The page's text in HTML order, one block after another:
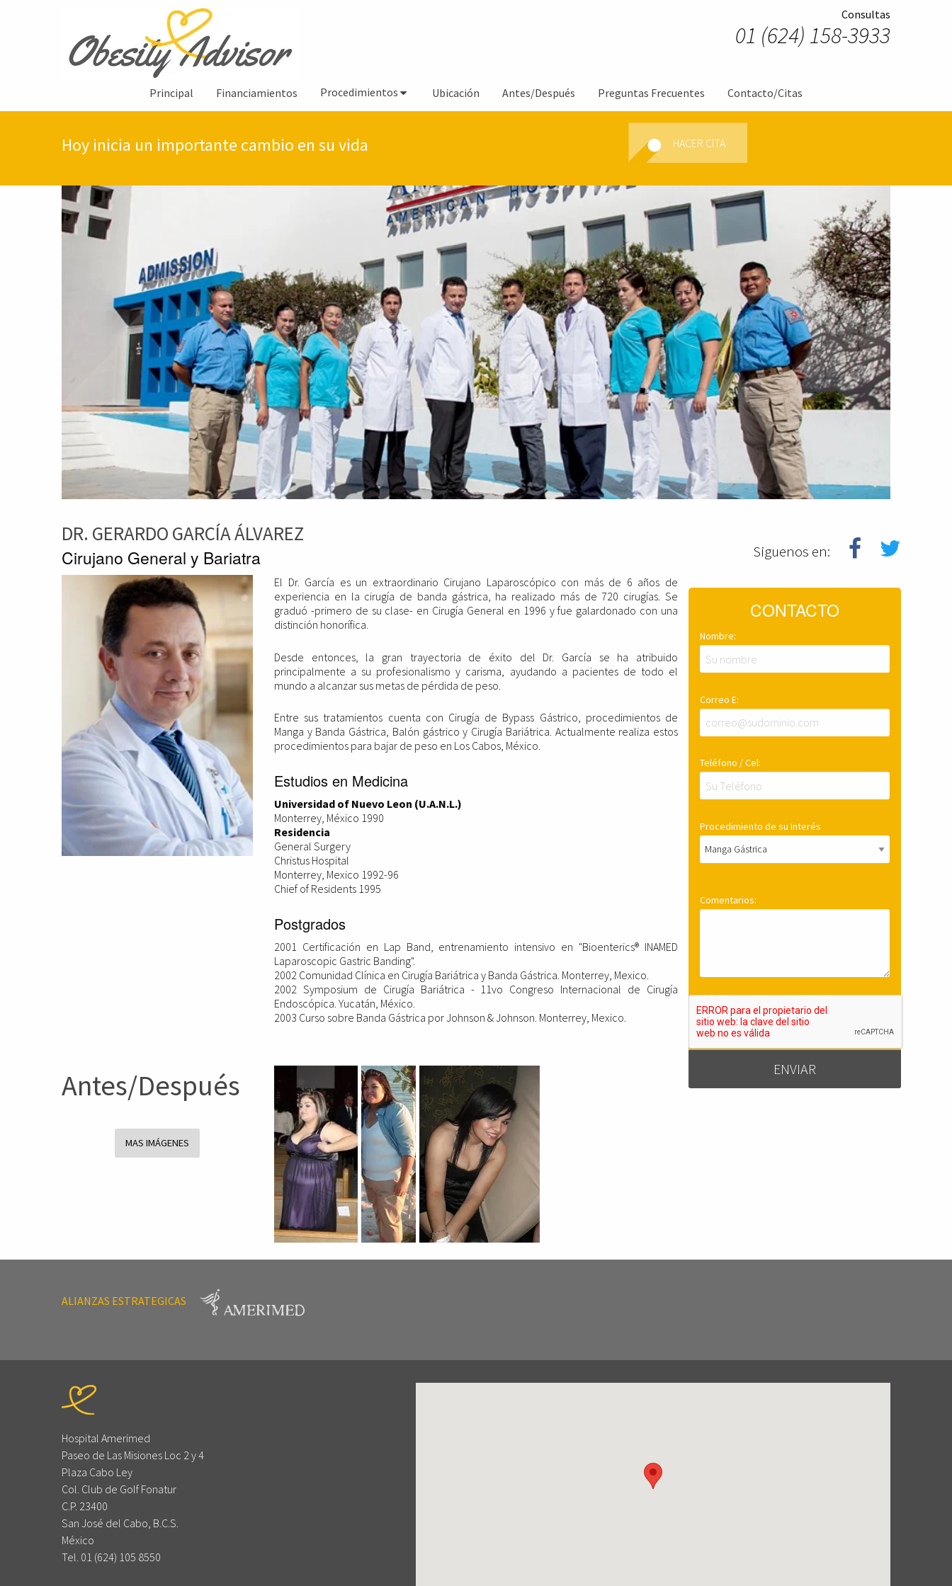
Consultas
01 (624) 158-3933
Principal Financiamientos Procedimientos Ubicación Antes/Después Preguntas Frecuentes Contacto/Citas
Hoy inicia un importante cambio en su vida HACER CITA
DR. GERARDO GARCÍA ÁLVAREZ
Cirujano General y Bariatra
El Dr. García es un extraordinario Cirujano Laparoscópico con más de 6 años de
experiencia en la cirugía de banda gástrica, ha realizado más de 720 cirugías. Se
graduó -primero de su clase- en Cirugía General en 1996 y fue galardonado con una
distinción honorífica.
Desde entonces, la gran trayectoria de éxito del Dr. García se ha atribuido
principalmente a su profesionalismo y carisma, ayudando a pacientes de todo el
mundo a alcanzar sus metas de pérdida de peso.
Entre sus tratamientos cuenta con Cirugía de Bypass Gástrico, procedimientos de
Manga y Banda Gástrica, Balón gástrico y Cirugía Bariátrica. Actualmente realiza estos
procedimientos para bajar de peso en Los Cabos, México.
Estudios en Medicina
Universidad of Nuevo Leon (U.A.N.L.)
Monterrey, México 1990
Residencia
General Surgery
Christus Hospital
Monterrey, Mexico 1992-96
Chief of Residents 1995
Postgrados
2001 Certificación en Lap Band, entrenamiento intensivo en "Bioenterics® INAMED
Laparoscopic Gastric Banding".
2002 Comunidad Clínica en Cirugía Bariátrica y Banda Gástrica. Monterrey, Mexico.
2002 Symposium de Cirugía Bariátrica - 11vo Congreso Internacional de Cirugía
Endoscópica. Yucatán, México.
2003 Curso sobre Banda Gástrica por Johnson & Johnson. Monterrey, Mexico.
Antes/Después
MAS IMÁGENES
Siguenos en:
CONTACTO
Nombre:
Correo E:
Teléfono / Cel:
Procedimiento de su Interés
Comentarios:
ALIANZAS ESTRATEGICAS
Hospital Amerimed
Paseo de Las Misiones Loc 2 y 4
Plaza Cabo Ley
Col. Club de Golf Fonatur
C.P. 23400
San José del Cabo, B.C.S.
México
Tel. 01 (624) 105 8550